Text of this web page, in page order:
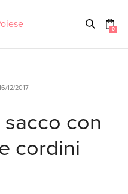
0
12/2017
con
cordini